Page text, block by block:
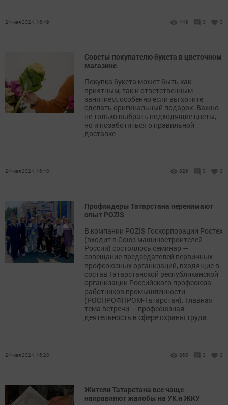
24 мая 2024, 16:49 449 0 0
Советы покупателю букета в цветочном
магазине
Покупка букета может быть как
приятным, так и ответственным
занятием, особенно если вы хотите
сделать оригинальный подарок. Важно
не только выбрать подходящие цветы,
но и позаботиться о правильной
доставке
24 мая 2024, 16:40 829 0 0
Профлидеры Татарстана перенимают
опыт POZIS
В компании POZIS Госкорпорации Ростех
(входит в Союз машиностроителей
России) состоялось семинар —
совещание председателей первичных
профсоюзных организаций, входящие в
состав Татарстанской республиканской
организации Российского профсоюза
работников промышленности
(РОСПРОФПРОМ-Татарстан). Главная
тема встречи — профсоюзная
деятельность в сфере охраны труда
24 мая 2024, 16:20 868 0 0
Жители Татарстана все чаще
направляют жалобы на УК и ЖКУ